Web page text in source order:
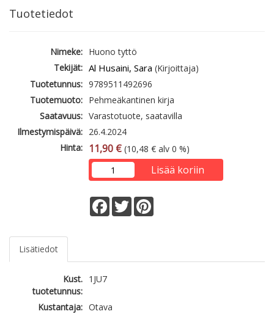
Tuotetiedot
Nimeke: Huono tyttö
Tekijät: Al Husaini, Sara (Kirjoittaja)
Tuotetunnus: 9789511492696
Tuotemuoto: Pehmeäkantinen kirja
Saatavuus: Varastotuote, saatavilla
Ilmestymispäivä: 26.4.2024
Hinta:
11,90 € (10,48 € alv 0 %)
Lisää koriin
Facebook
Twitter
Lisätiedot
Kust.
tuotetunnus:
1JU7
Kustantaja: Otava